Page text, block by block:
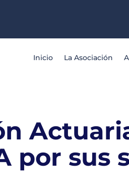
Inicio La Asociación
por sus